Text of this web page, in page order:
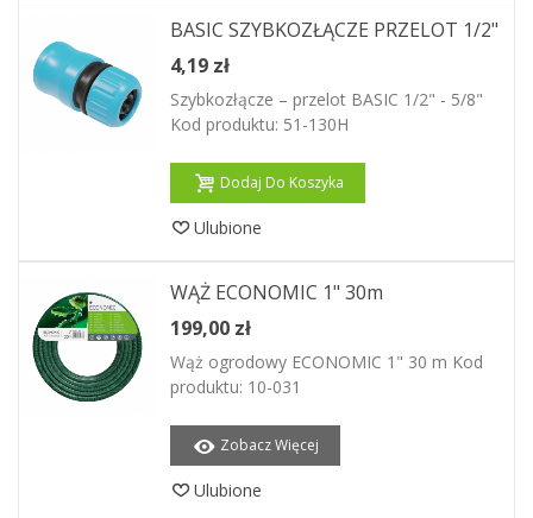
BASIC SZYBKOZŁĄCZE PRZELOT 1/2"
4,19 zł
Szybkozłącze – przelot BASIC 1/2" - 5/8"
Kod produktu: 51-130H
Dodaj Do Koszyka
Ulubione
WĄŻ ECONOMIC 1" 30m
199,00 zł
Wąż ogrodowy ECONOMIC 1" 30 m Kod
produktu: 10-031
Zobacz Więcej
Ulubione